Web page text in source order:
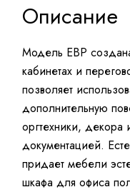
Описание
Модель EBP
кабинетах и
позволяет
дополнительную
оргтехники, декора
документацией.
придает мебели
шкафа для офиса